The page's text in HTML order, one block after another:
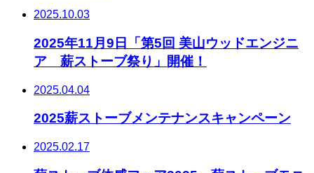
2025.10.03
2025年11月9日「第5回 美山ウッドエンジニ
ア 薪ストーブ祭り」開催！
2025.04.04
2025薪ストーブメンテナンスキャンペーン
2025.02.17